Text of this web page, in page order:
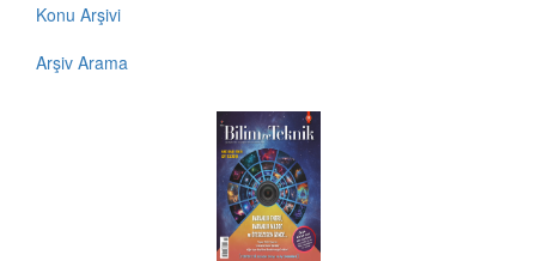
Konu Arşivi
Arşiv Arama